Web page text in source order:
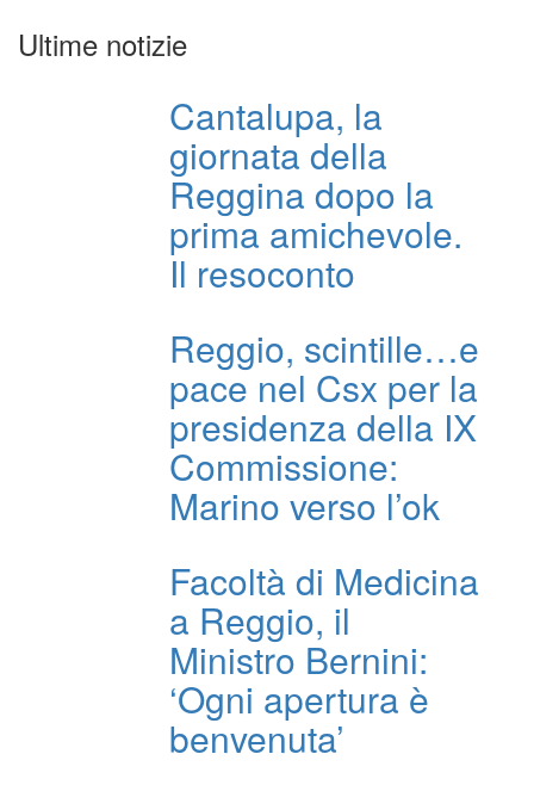
Ultime notizie
Cantalupa, la
giornata della
Reggina dopo la
prima amichevole.
Il resoconto
Reggio, scintille…e
pace nel Csx per la
presidenza della IX
Commissione:
Marino verso l’ok
Facoltà di Medicina
a Reggio, il
Ministro Bernini:
‘Ogni apertura è
benvenuta’